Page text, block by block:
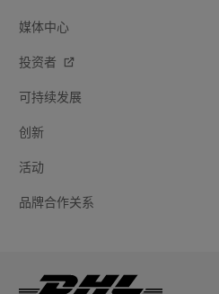
媒体中心
投资者
可持续发展
创新
活动
品牌合作关系